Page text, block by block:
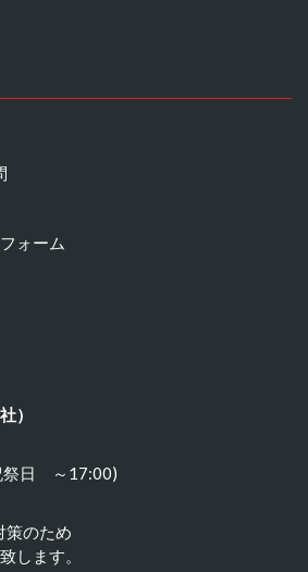
ォーム
）
祭日 ～17:00)
策のため
します。